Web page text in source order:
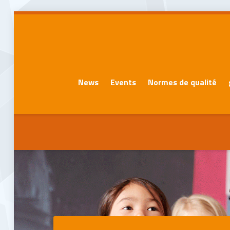
News Events Normes de qualité